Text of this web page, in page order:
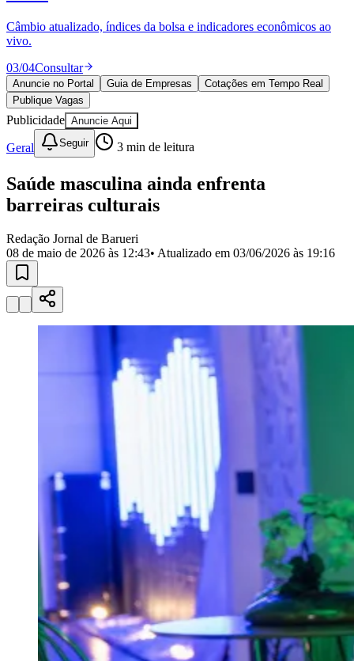
Esportes
Cultura
Meio Ambiente
Obras
Educação
Bairros de Barueri
Selecione sua região Para notícias da sua região
AldeiaAldeia da SerraAldeia de Barueri
VistaCalifórniaCarapicuíba
RegiãoCotiaCruz Preta Engenho NovoFazenda
Militar
Califórnia
Esperança
JulioJardim Líbano
MutingaJardim ParaísoJardim PaulistaJardim ReginaliceJardim São
Jardim São Silvestre Jardim Silveira
Nova Aldeinha
Parque ImperialParque Santa Luzia
Recanto PhrynéaSantana de
Tamboré Vale do Sol
Vila Engenho Novo
Vila Nossa Sra. da
Votupoca
Anuncie no Portal
Guia de Empresas
Divulgar Vagas Novo
Publicidade Legal
Negócios Regionais
Turismo
Segurança Regional
Hospitais Estaduais
Parques & Represas
Cidades da Região
Santana de ParnaíbaOsasco CarapicuíbaJandiraItapeviCotiaPirapora
do Bom JesusAraçariguama CajamarCaieirasFranco da
Câmbio atualizado, índices da bolsa e indicadores econômicos ao
vivo.
03/04Consultar
Anuncie no Portal Guia de Empresas
Cotações em Tempo Real
Publique Vagas
Publicidade Anuncie Aqui
Geral Seguir 3 min de leitura
Saúde masculina ainda enfrenta
barreiras culturais
Redação Jornal de Barueri
08 de maio de 2026 às 12:43• Atualizado em 03/06/2026 às 19:16